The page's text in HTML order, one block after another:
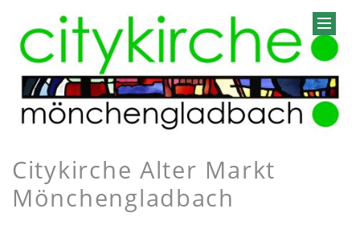
Citykirche Alter Markt
Mönchengladbach